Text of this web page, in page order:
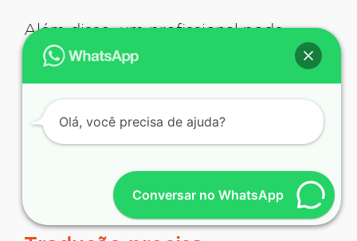
Além disso, um profissional pode
garantir agilidade no serviço sem
comprometer a qualidade da tradução.
Por conta da sua expertise, o tradutor
possui o conhecimento necessário para
traduzir textos e documentos, dos
mais simples aos mais complexos.
Conversar no WhatsApp
Olá, você precisa de ajuda?